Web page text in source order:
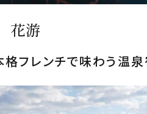
花游
格フレンチで味わう温